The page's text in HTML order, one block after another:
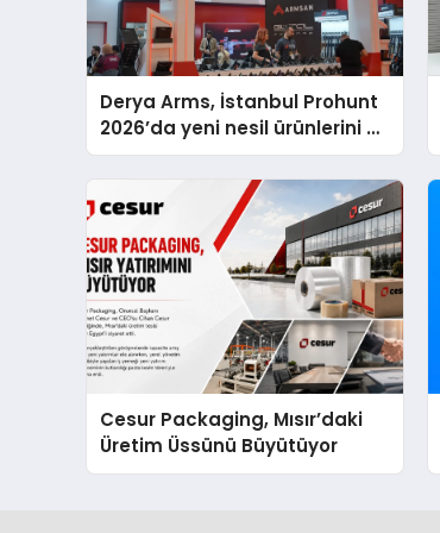
Derya Arms, İstanbul Prohunt
2026’da yeni nesil ürünlerini ve
global marka vizyonunu
Cesur Packaging, Mısır’daki
Üretim Üssünü Büyütüyor